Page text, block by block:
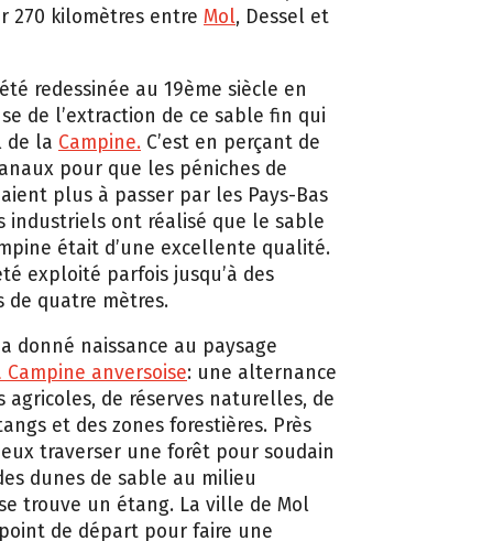
270 kilomètres entre Mol, Dessel et
redessinée au 19ème siècle en
de l’extraction de ce sable fin qui
de la Campine. C’est en perçant de
pour que les péniches de
plus à passer par les Pays-Bas
industriels ont réalisé que le sable
était d’une excellente qualité.
exploité parfois jusqu’à des
de quatre mètres.
a donné naissance au paysage
Campine anversoise: une alternance
agricoles, de réserves naturelles, de
et des zones forestières. Près
traverser une forêt pour soudain
dunes de sable au milieu
trouve un étang. La ville de Mol
de départ pour faire une